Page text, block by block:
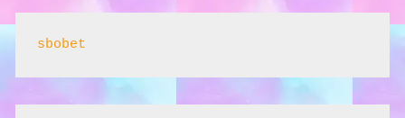
sbobet